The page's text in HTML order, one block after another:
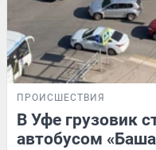
ПРОИСШЕСТВИЯ
В Уфе грузовик
автобусом